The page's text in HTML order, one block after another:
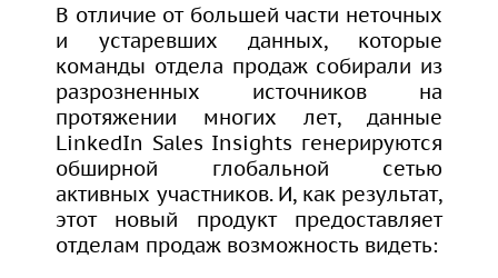
В отличие от большей части неточных
и устаревших данных, которые
команды отдела продаж собирали из
разрозненных источников на
протяжении многих лет, данные
LinkedIn Sales Insights генерируются
обширной глобальной сетью
активных участников. И, как результат,
этот новый продукт предоставляет
отделам продаж возможность видеть: